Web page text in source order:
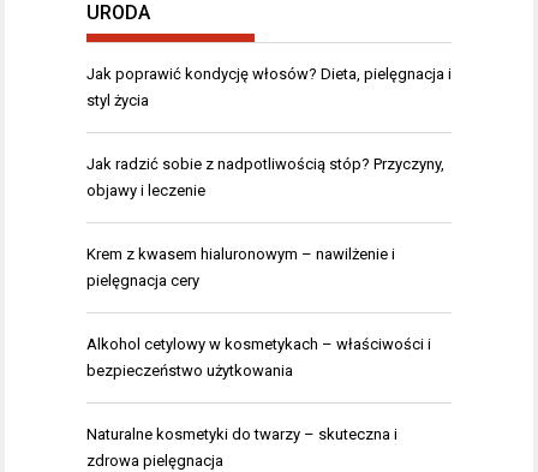
URODA
Jak poprawić kondycję włosów? Dieta, pielęgnacja i
styl życia
Jak radzić sobie z nadpotliwością stóp? Przyczyny,
objawy i leczenie
Krem z kwasem hialuronowym – nawilżenie i
pielęgnacja cery
Alkohol cetylowy w kosmetykach – właściwości i
bezpieczeństwo użytkowania
Naturalne kosmetyki do twarzy – skuteczna i
zdrowa pielęgnacja